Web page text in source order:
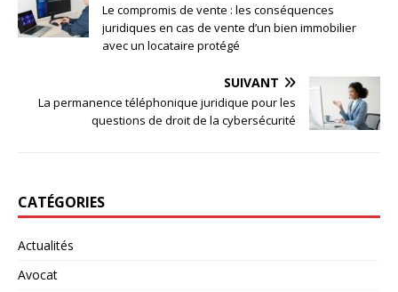
Le compromis de vente : les conséquences
juridiques en cas de vente d’un bien immobilier
avec un locataire protégé
SUIVANT
La permanence téléphonique juridique pour les
questions de droit de la cybersécurité
CATÉGORIES
Actualités
Avocat